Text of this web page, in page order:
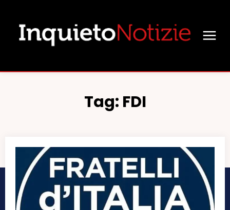
Tag: FDI